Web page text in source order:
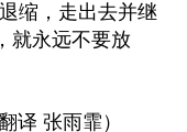
缩，走出去并继
就永远不要放